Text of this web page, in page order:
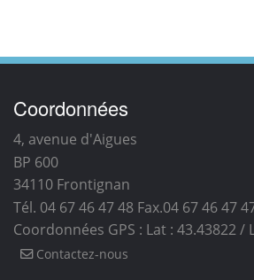
Coordonnées
4, avenue d'Aigues
BP 600
34110 Frontignan
Tél. 04 67 46 47 48 Fax.04 67 46 47
Coordonnées GPS : Lat : 43.43822 /
Contactez-nous